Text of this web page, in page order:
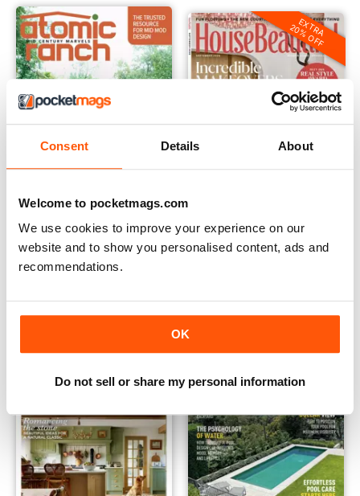
Consent Details About
Welcome to pocketmags.com
We use cookies to improve your experience on our
website and to show you personalised content, ads and
recommendations.
OK
Do not sell or share my personal information
Annual Subscription für
€23,99
EXTRA
20% OFF
House Beautiful